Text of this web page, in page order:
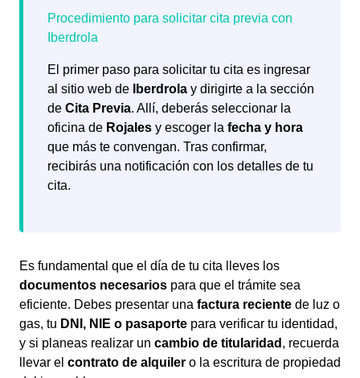
El primer paso para solicitar tu cita es ingresar
al sitio web de
Iberdrola y dirigirte a la sección
de Cita Previa. Allí, deberás seleccionar la
oficina de Rojales y escoger la fecha y hora
que más te convengan. Tras confirmar,
recibirás una notificación con los detalles de tu
cita.
Es fundamental que el día de tu cita lleves los
documentos necesarios para que el trámite sea
eficiente. Debes presentar una factura reciente de luz o
gas, tu DNI, NIE o pasaporte para verificar tu identidad,
y si planeas realizar un cambio de titularidad , recuerda
llevar el contrato de alquiler o la escritura de propiedad